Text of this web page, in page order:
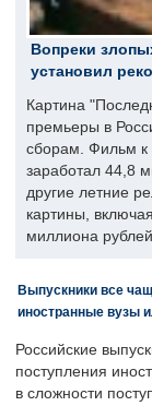
Вопреки
установил
Картина
премьеры в
сборам. Фильм к
заработал 44,8
другие летние
картины,
миллиона
Выпускники все
иностранные вузы
Российские
поступления
в сложности